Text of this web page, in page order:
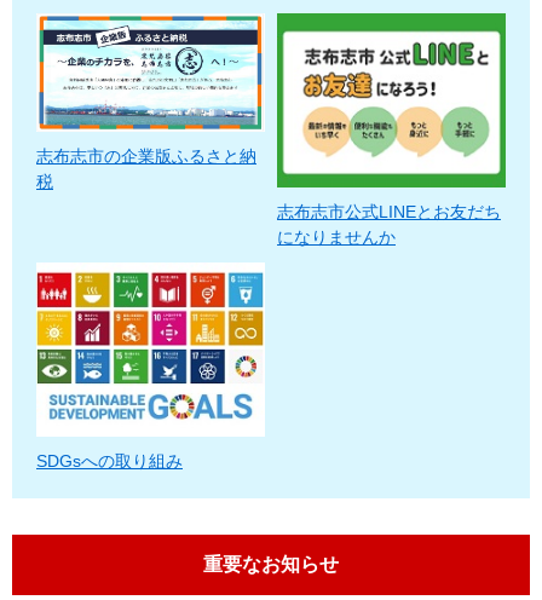
志布志市の企業版ふるさと納
税
志布志市公式LINEとお友だち
になりませんか
SDGsへの取り組み
重要なお知らせ